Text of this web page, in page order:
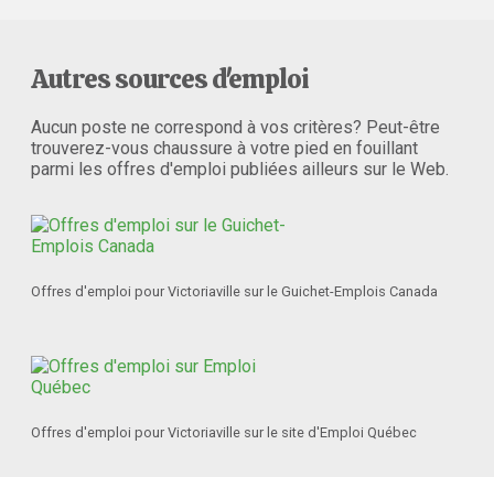
Autres sources d'emploi
Aucun poste ne correspond à vos critères? Peut-être
trouverez-vous chaussure à votre pied en fouillant
parmi les offres d'emploi publiées ailleurs sur le Web.
Offres d'emploi pour Victoriaville sur le Guichet-Emplois Canada
Offres d'emploi pour Victoriaville sur le site d'Emploi Québec